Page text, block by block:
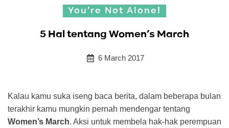
You're Not Alone!
5 Hal tentang Women’s March
6 March 2017
Kalau kamu suka iseng baca berita, dalam beberapa bulan
terakhir kamu mungkin pernah mendengar tentang
Women’s March. Aksi untuk membela hak-hak perempuan